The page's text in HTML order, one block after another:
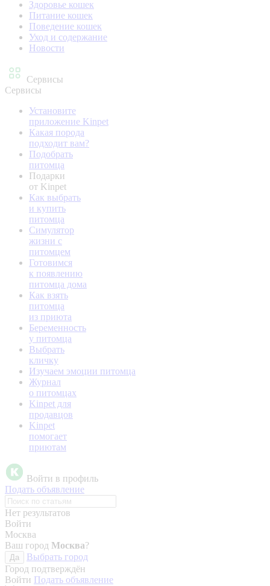
Здоровье кошек
Питание кошек
Поведение кошек
Уход и содержание
Новости
Сервисы
Сервисы
Установите
приложение Kinpet
Какая порода
подходит вам?
Подобрать
питомца
Подарки
от Kinpet
Как выбрать
и купить
питомца
Симулятор
жизни с
питомцем
Готовимся
к появлению
питомца дома
Как взять
питомца
из приюта
Беременность
у питомца
Выбрать
кличку
Изучаем эмоции питомца
Журнал
о питомцах
Kinpet для
продавцов
Kinpet
помогает
приютам
Войти в профиль
Подать объявление
Нет результатов
Войти
Москва
Ваш город Москва?
Да
Выбрать город
Город подтверждён
Войти Подать объявление